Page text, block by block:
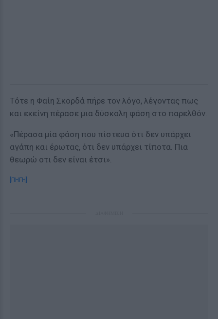
Τότε η Φαίη Σκορδά πήρε τον λόγο, λέγοντας πως
και εκείνη πέρασε μια δύσκολη φάση στο παρελθόν.
«Πέρασα μία φάση που πίστευα ότι δεν υπάρχει
αγάπη και έρωτας, ότι δεν υπάρχει τίποτα. Πια
θεωρώ οτι δεν είναι έτσι».
[ΠΗΓΗ]